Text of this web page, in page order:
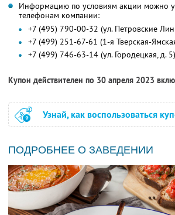
Информацию по условиям акции можно
телефонам компании:
+7 (495) 790-00-32 (ул. Петровские
+7 (499) 251-67-61 (1-я Тверская-
+7 (499) 746-63-14 (ул. Городецкая, д. 5)
Купон действителен по 30 апреля 2023
Узнай, как воспользоваться
ПОДРОБНЕЕ О ЗАВЕДЕНИИ